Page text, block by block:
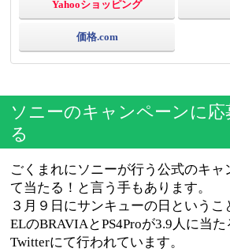
Yahooショッピング
価格.com
ソニーのキャンペーンに応
る
ごくまれにソニーが行う公式のキャ
て当たる！と言う手もあります。
３月９日にサンキューの日という
ELのBRAVIAとPS4Proが3.9人に当
Twitterにて行われています。